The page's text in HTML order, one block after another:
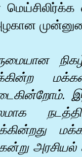
அரசியல்